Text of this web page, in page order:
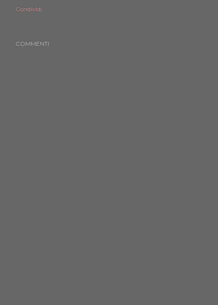
Condividi
COMMENTI